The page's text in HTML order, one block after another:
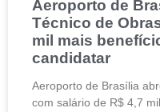
Aeroporto de
Técnico de
mil mais
candidatar
Aeroporto de Brasília
com salário de R$ 4,7